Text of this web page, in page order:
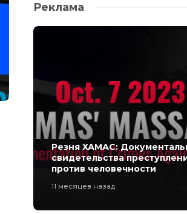
Реклама
Резня ХАМАС:
свидетельства
против человечности
11 месяцев назад